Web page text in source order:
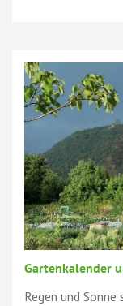
Gartenkalender
Regen und